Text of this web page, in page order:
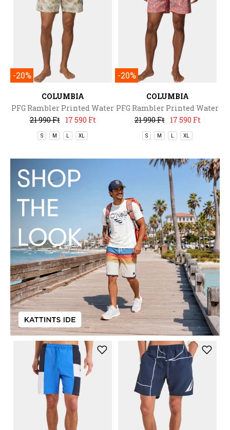
-20%
COLUMBIA
PFG Rambler Printed Water
Short
21 990 Ft 17 590 Ft
S M XL
-20%
COLUMBIA
PFG Rambler Printed Water
Short
21 990 Ft 17 590 Ft
S M XL